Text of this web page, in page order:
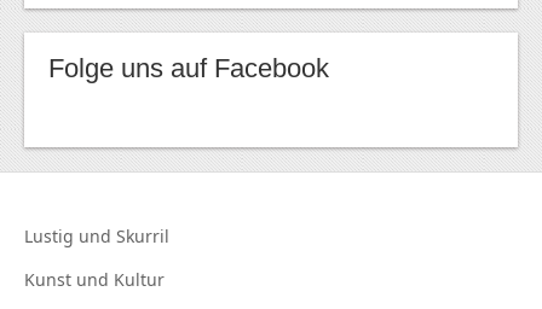
Folge uns auf Facebook
Lustig und Skurril
Kunst und Kultur